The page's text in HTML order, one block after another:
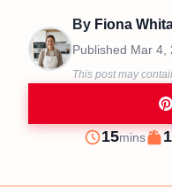
By Fiona
Published Mar 4,
This post may
Prep
15mins